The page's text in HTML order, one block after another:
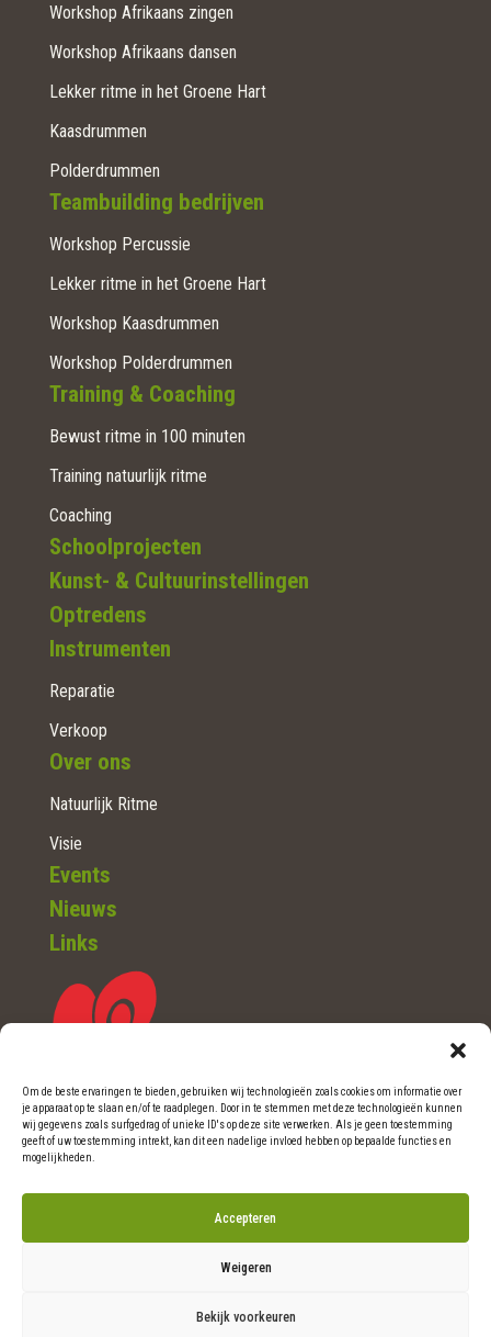
Om de beste ervaringen te bieden, gebruiken wij technologieën zoals cookies om informatie over
je apparaat op te slaan en/of te raadplegen. Door in te stemmen met deze technologieën kunnen
wij gegevens zoals surfgedrag of unieke ID's op deze site verwerken. Als je geen toestemming
geeft of uw toestemming intrekt, kan dit een nadelige invloed hebben op bepaalde functies en
mogelijkheden.
Accepteren
Weigeren
Bekijk voorkeuren
Workshop Afrikaans zingen
Workshop Afrikaans dansen
Lekker ritme in het Groene Hart
Kaasdrummen
Polderdrummen
Teambuilding bedrijven
Workshop Percussie
Lekker ritme in het Groene Hart
Workshop Kaasdrummen
Workshop Polderdrummen
Training & Coaching
Bewust ritme in 100 minuten
Training natuurlijk ritme
Coaching
Schoolprojecten
Kunst- & Cultuurinstellingen
Optredens
Instrumenten
Reparatie
Verkoop
Over ons
Natuurlijk Ritme
Visie
Events
Nieuws
Links
WOERDEN (Ut.)
E-mail: info@natuurlijkritme.nl